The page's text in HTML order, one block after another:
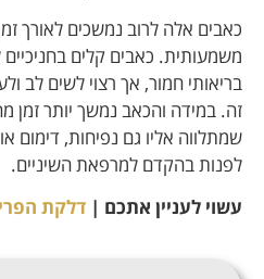
כאבים אלה לרוב נמשכים לאורך
משמעותית. כאבים קלים
בריאותי חמור, אך רצוי לשים לב
זה. במידה והכאב נמשך יותר זמן
שמתלווה אליו גם נפיחות, דימום
לפנות בהקדם למרפאת השיניים.
עשוי לעניין אתכם | דלקת